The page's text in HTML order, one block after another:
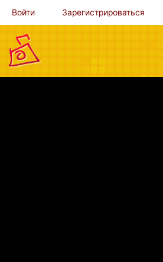
Войти Зарегистрироваться